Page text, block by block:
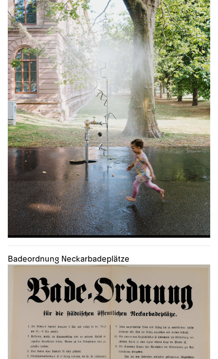
Badeordnung Neckarbadeplätze